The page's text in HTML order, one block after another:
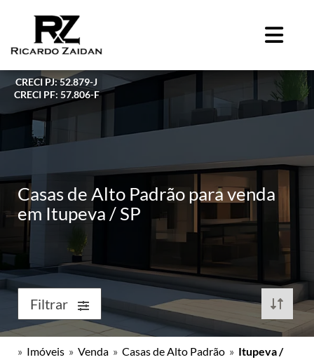
CRECI PJ: 52.879-J
CRECI PF: 57.806-F
Casas de Alto Padrão para venda
em Itupeva / SP
Filtrar
» Imóveis » Venda » Casas de Alto Padrão » Itupeva /